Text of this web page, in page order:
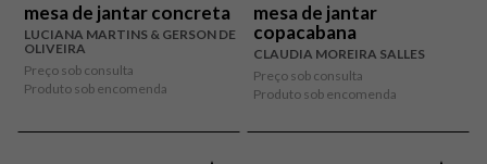
mesa de jantar concreta
LUCIANA MARTINS & GERSON DE
OLIVEIRA
Preço sob consulta
Produto sob encomenda
mesa de jantar
copacabana
CLAUDIA MOREIRA SALLES
Preço sob consulta
Produto sob encomenda